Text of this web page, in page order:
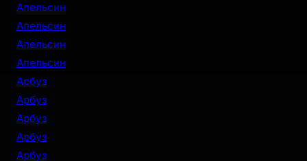
Апельсин
Апельсин
Апельсин
Апельсин
Арбуз
Арбуз
Арбуз
Арбуз
Арбуз